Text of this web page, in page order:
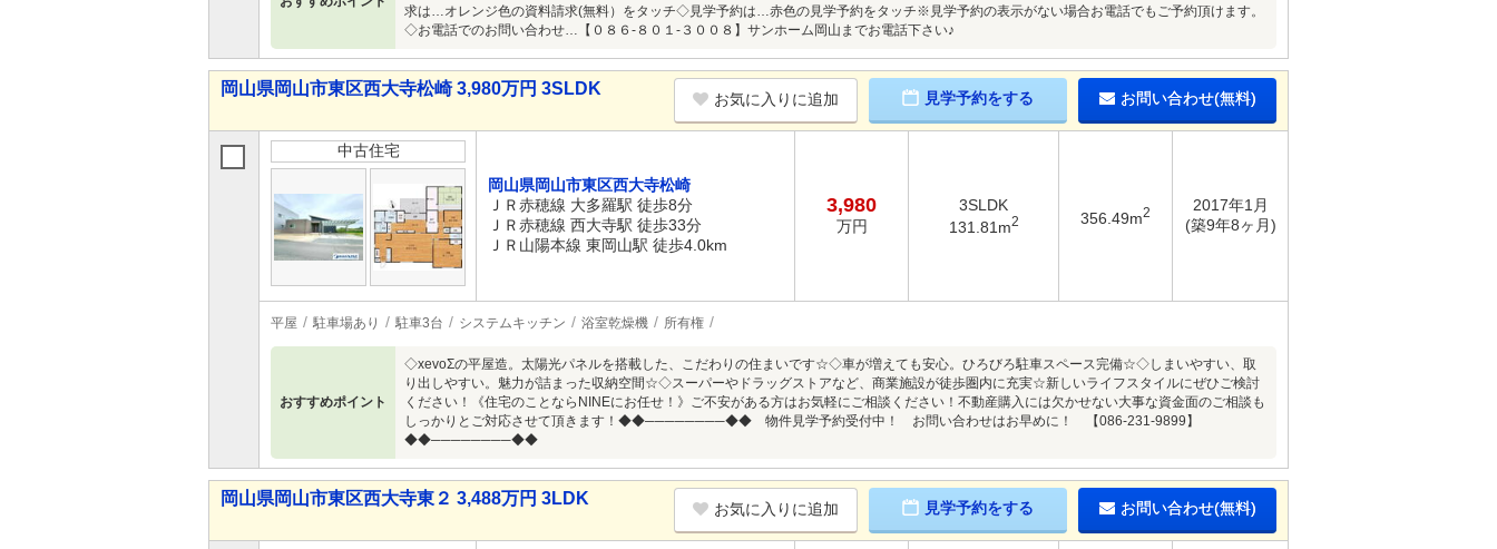
求は…オレンジ色の資料請求(無料）をタッチ◇見学予約は…赤色の見学予約をタッチ※見学予約の表示がない場合お電話でもご予約頂けます。
◇お電話でのお問い合わせ…【０８６-８０１-３００８】サンホーム岡山までお電話下さい♪
岡山県岡山市東区西大寺松崎 3,980万円 3SLDK
お気に入りに追加 見学予約をする お問い合わせ(無料)
中古住宅
岡山県岡山市東区西大寺松崎
ＪＲ赤穂線 大多羅駅 徒歩8分
ＪＲ赤穂線 西大寺駅 徒歩33分
ＪＲ山陽本線 東岡山駅 徒歩4.0km
3,980
万円
3SLDK
131.81m2 356.49m2
2017年1月
(築9年8ヶ月)
平屋 駐車場あり 駐車3台 システムキッチン 浴室乾燥機 所有権
おすすめポイント
◇xevoΣの平屋造。太陽光パネルを搭載した、こだわりの住まいです☆◇車が増えても安心。ひろびろ駐車スペース完備☆◇しまいやすい、取
り出しやすい。魅力が詰まった収納空間☆◇スーパーやドラッグストアなど、商業施設が徒歩圏内に充実☆新しいライフスタイルにぜひご検討
ください！《住宅のことならNINEにお任せ！》ご不安がある方はお気軽にご相談ください！不動産購入には欠かせない大事な資金面のご相談も
しっかりとご対応させて頂きます！◆◆────────◆◆ 物件見学予約受付中！ お問い合わせはお早めに！ 【086-231-9899】
◆◆────────◆◆
岡山県岡山市東区西大寺東２ 3,488万円 3LDK
お気に入りに追加 見学予約をする お問い合わせ(無料)